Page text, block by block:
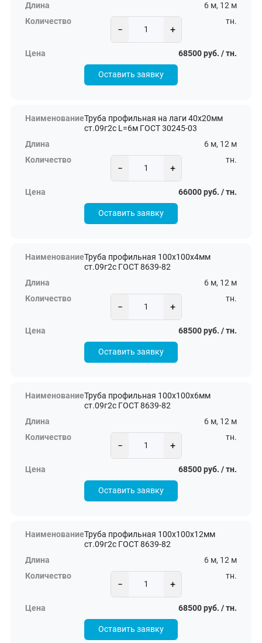
6 м, 12 м
− +
тн.
68500 руб. / тн.
Оставить заявку
Труба профильная на лаги 40х20мм
ст.09г2с L=6м ГОСТ 30245-03
6 м, 12 м
− +
тн.
66000 руб. / тн.
Оставить заявку
Труба профильная 100х100х4мм
ст.09г2с ГОСТ 8639-82
6 м, 12 м
− +
тн.
68500 руб. / тн.
Оставить заявку
Труба профильная 100х100х6мм
ст.09г2с ГОСТ 8639-82
6 м, 12 м
− +
тн.
68500 руб. / тн.
Оставить заявку
Труба профильная 100х100х12мм
ст.09г2с ГОСТ 8639-82
6 м, 12 м
− +
тн.
68500 руб. / тн.
Оставить заявку